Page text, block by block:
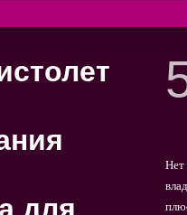
для
Нет